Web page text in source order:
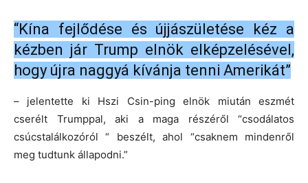
“Kína fejlődése és újjászületése kéz a
kézben jár Trump elnök elképzelésével,
hogy újra naggyá kívánja tenni Amerikát”
– jelentette ki Hszi Csin-ping elnök miután eszmét
cserélt Trumppal, aki a maga részéről “csodálatos
csúcstalálkozóról “ beszélt, ahol “csaknem mindenről
meg tudtunk állapodni.”